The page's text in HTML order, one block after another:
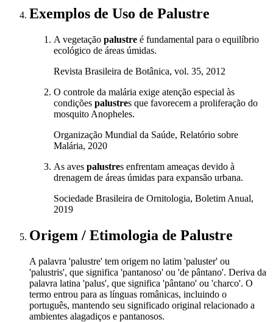
Exemplos de Uso de Palustre
A vegetação palustre é fundamental para o equilíbrio
ecológico de áreas úmidas.
Revista Brasileira de Botânica, vol. 35, 2012
O controle da malária exige atenção especial às
condições palustres que favorecem a proliferação do
mosquito Anopheles.
Organização Mundial da Saúde, Relatório sobre
Malária, 2020
As aves palustres enfrentam ameaças devido à
drenagem de áreas úmidas para expansão urbana.
Sociedade Brasileira de Ornitologia, Boletim Anual,
2019
Origem / Etimologia de Palustre
A palavra 'palustre' tem origem no latim 'paluster' ou
'palustris', que significa 'pantanoso' ou 'de pântano'. Deriva da
palavra latina 'palus', que significa 'pântano' ou 'charco'. O
termo entrou para as línguas românicas, incluindo o
português, mantendo seu significado original relacionado a
ambientes alagadiços e pantanosos.